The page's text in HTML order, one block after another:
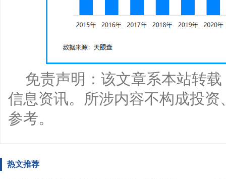
免责声明：该文章系本站转
信息资讯。所涉内容不构成投
参考。
热文推荐